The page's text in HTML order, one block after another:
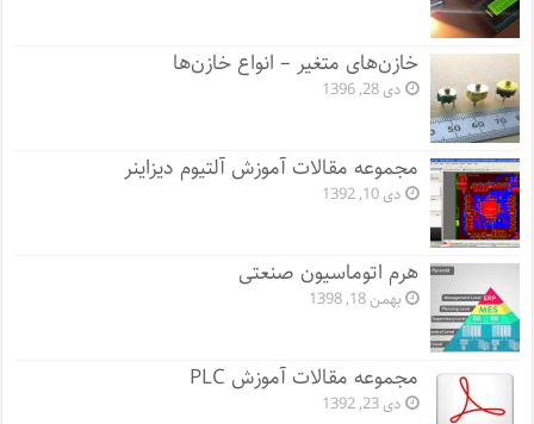
خازن‌های متغیر – انواع خازن‌ها
دی 28, 1396
مجموعه مقالات آموزش آلتیوم دیزاینر
دی 10, 1392
هرم اتوماسیون صنعتی
بهمن 18, 1398
مجموعه مقالات آموزش PLC
دی 23, 1392